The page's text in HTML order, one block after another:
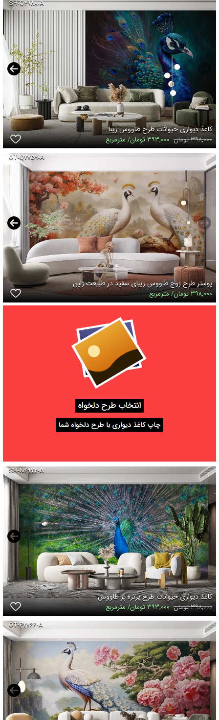
SH-Q۴۹۸۸-A
کاغذ دیواری حیوانات طرح طاووس زیبا
۳۹۸,۰۰۰ تومان
۳۹۳,۰۰۰ تومان/ مترمربع
OT-Q۷۷۵۹-A
پوستر طرح زوج طاووس زیبای سفید در طبیعت ژاپن
۳۹۸,۰۰۰ تومان/ مترمربع
SH-N۴۹۷۲-A
کاغذ دیواری حیوانات طرح پرتره پر طاووس
۳۹۸,۰۰۰ تومان
۳۹۳,۰۰۰ تومان/ مترمربع
OT-P۷۷۶۶-A